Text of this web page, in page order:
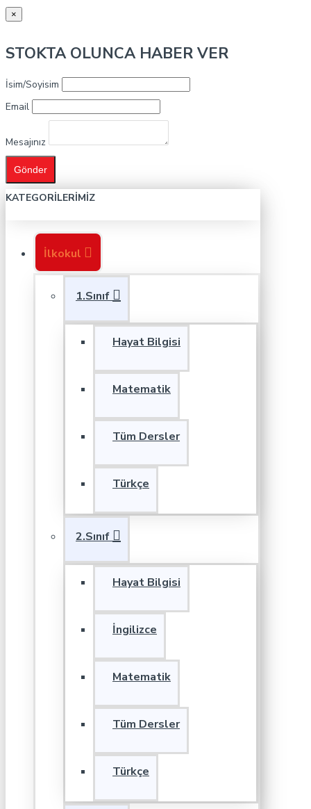
×
STOKTA OLUNCA HABER VER
İsim/Soyisim
Email
Mesajınız
Gönder
KATEGORILERIMIZ
İlkokul
1.Sınıf
Hayat Bilgisi
Matematik
Tüm Dersler
Türkçe
2.Sınıf
Hayat Bilgisi
İngilizce
Matematik
Tüm Dersler
Türkçe